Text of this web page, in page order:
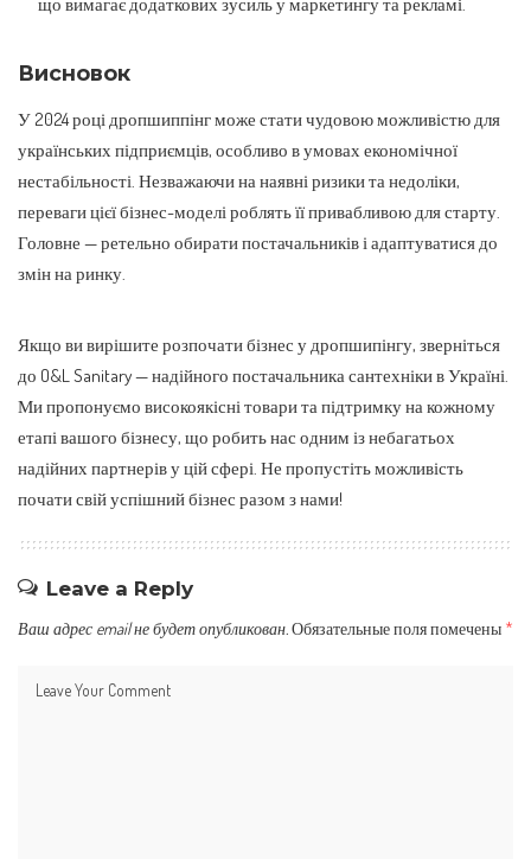
Висновок
У 2024 році дропшиппінг може стати чудовою можливістю для
українських підприємців, особливо в умовах економічної
нестабільності. Незважаючи на наявні ризики та недоліки,
переваги цієї бізнес-моделі роблять її привабливою для старту.
Головне — ретельно обирати постачальників і адаптуватися до
змін на ринку.
Якщо ви вирішите розпочати бізнес у дропшипінгу, зверніться
до O&L Sanitary — надійного постачальника сантехніки в Україні.
Ми пропонуємо високоякісні товари та підтримку на кожному
етапі вашого бізнесу, що робить нас одним із небагатьох
надійних партнерів у цій сфері. Не пропустіть можливість
почати свій успішний бізнес разом з нами!
Leave a Reply
Ваш адрес email не будет опубликован. Обязательные поля помечены *